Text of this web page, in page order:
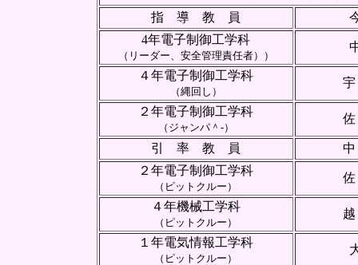
指 導 教 員
4年電子制御工学科
（リーダー、安全管理責任者））
４年電子制御工学科
（縄回し）
２年電子制御工学科
（ジャンパ＾-）
引 率 教 員
２年電子制御工学科
（ピットクルー）
４年機械工学科
（ピットクルー）
１年電気情報工学科
（ピットクルー）